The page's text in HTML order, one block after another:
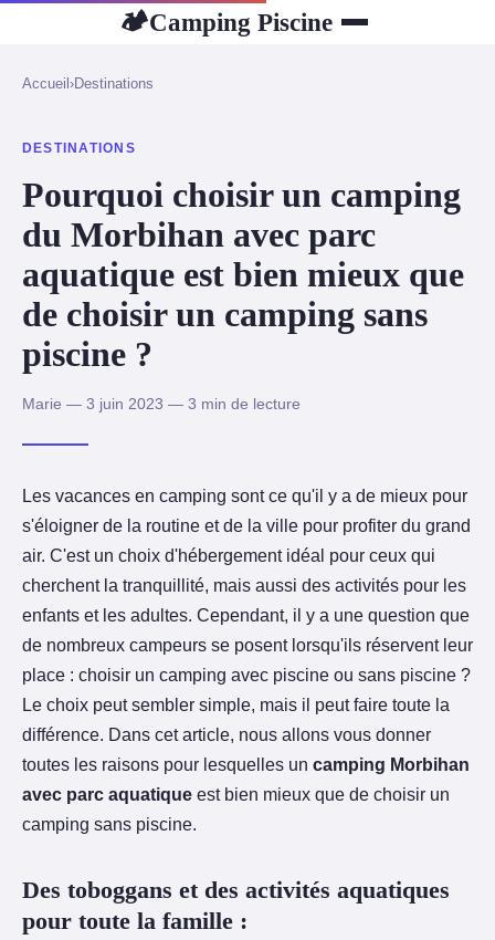
🏕Camping Piscine
Accueil ›Destinations
DESTINATIONS
Pourquoi choisir un camping
du Morbihan avec parc
aquatique est bien mieux que
de choisir un camping sans
piscine ?
Marie — 3 juin 2023 — 3 min de lecture
Les vacances en camping sont ce qu'il y a de mieux pour
s'éloigner de la routine et de la ville pour profiter du grand
air. C'est un choix d'hébergement idéal pour ceux qui
cherchent la tranquillité, mais aussi des activités pour les
enfants et les adultes. Cependant, il y a une question que
de nombreux campeurs se posent lorsqu'ils réservent leur
place : choisir un camping avec piscine ou sans piscine ?
Le choix peut sembler simple, mais il peut faire toute la
différence. Dans cet article, nous allons vous donner
toutes les raisons pour lesquelles un camping Morbihan
avec parc aquatique est bien mieux que de choisir un
camping sans piscine.
Des toboggans et des activités aquatiques
pour toute la famille :